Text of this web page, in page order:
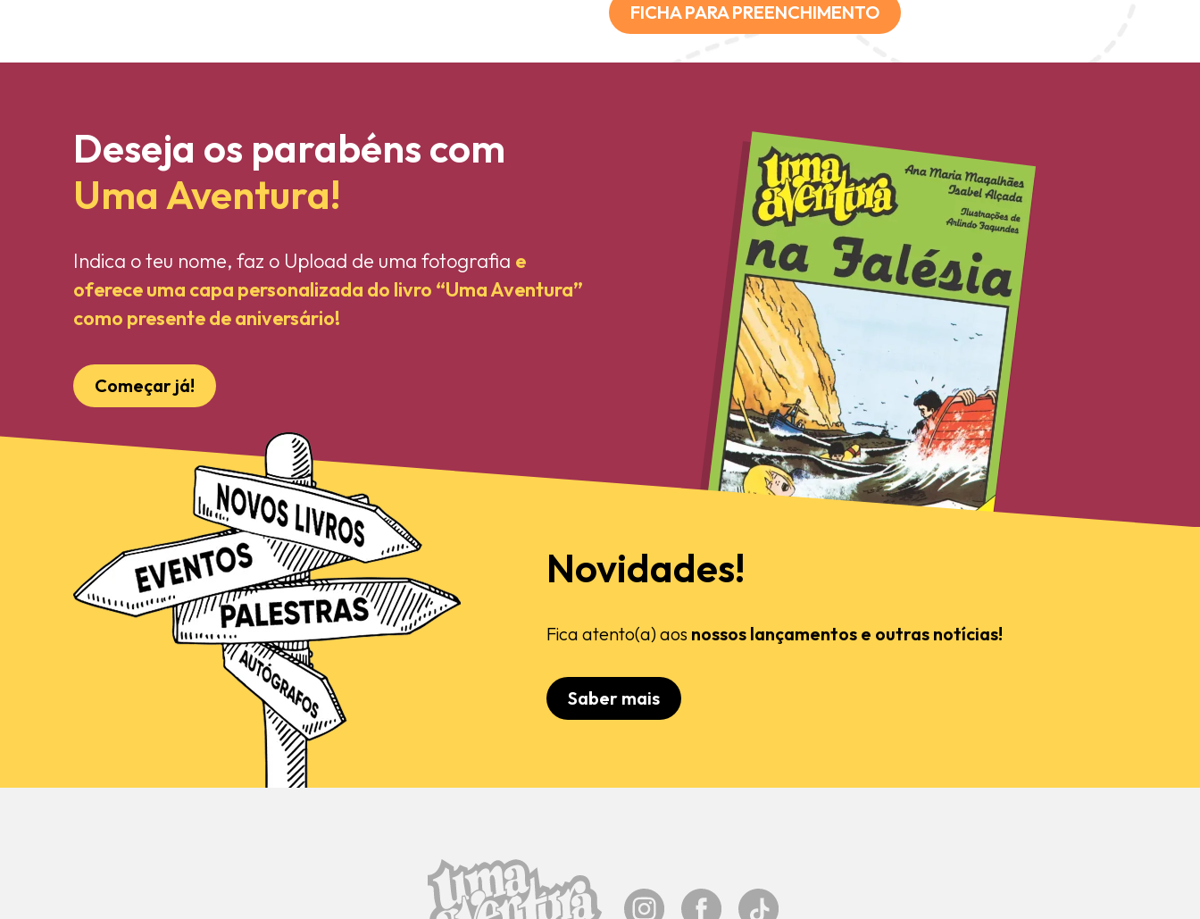
FICHA PARA PREENCHIMENTO
Deseja os parabéns com
Uma Aventura!
Indica o teu nome, faz o Upload de uma fotografia e
oferece uma capa personalizada do livro “Uma Aventura”
como presente de aniversário!
Começar já!
Novidades!
Fica atento(a) aos nossos lançamentos e outras notícias!
Saber mais